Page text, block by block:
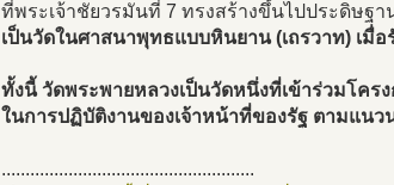
ที่พระเจ้าชัยวรมันที่ 7 ทรงสร้างขึ้นไปประดิษฐา
เป็นวัดในศาสนาพุทธแบบหินยาน (เถรวาท) เมื่
ทั้งนี้ วัดพระพายหลวงเป็นวัดหนึ่งที่เข้าร่วมโคร
ในการปฏิบัติงานของเจ้าหน้าที่ของรัฐ ตามแน
.....................................................